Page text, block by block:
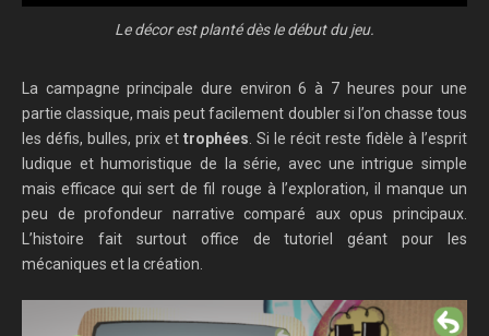
Le décor est planté dès le début du jeu.
La campagne principale dure environ 6 à 7 heures pour une
partie classique, mais peut facilement doubler si l’on chasse tous
les défis, bulles, prix et trophées. Si le récit reste fidèle à l’esprit
ludique et humoristique de la série, avec une intrigue simple
mais efficace qui sert de fil rouge à l’exploration, il manque un
peu de profondeur narrative comparé aux opus principaux.
L’histoire fait surtout office de tutoriel géant pour les
mécaniques et la création.